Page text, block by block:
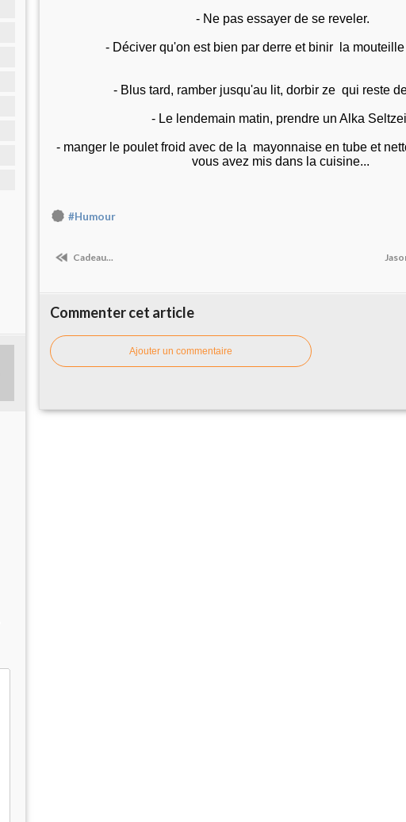
- Ne pas essayer de se reveler.
- Déciver qu'on est bien par derre et binir la mouteille
- Blus tard, ramber jusqu'au lit, dorbir ze qui reste
- Le lendemain matin, prendre un Alka
- manger le poulet froid avec de la mayonnaise en tube et
vous avez mis dans la cuisine...
#Humour
Cadeau...
Commenter cet article
Ajouter un commentaire